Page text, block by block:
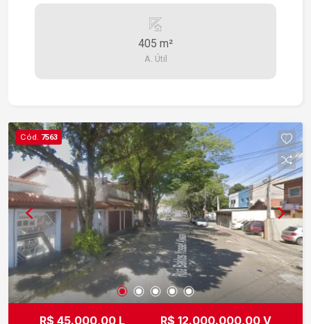
405 m²
A. Útil
Cód. 7563
R$ 45.000,00 L R$ 12.000.000,00 V